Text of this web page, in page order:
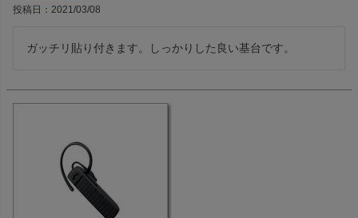
投稿日 2021/03/08
ガッチリ貼り付きます。しっかりした良い基台です。